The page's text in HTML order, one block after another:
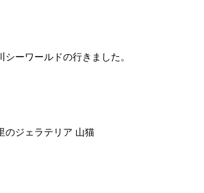
シーワールドの行きました。
のジェラテリア 山猫